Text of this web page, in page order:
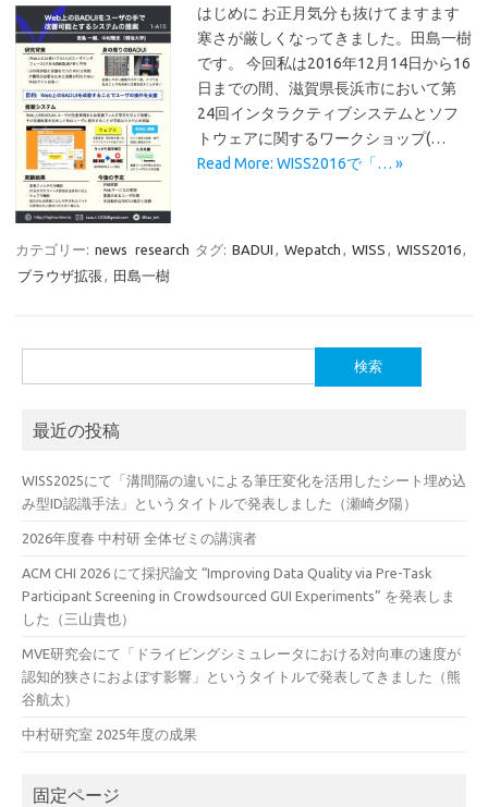
はじめに お正月気分も抜けてますます
寒さが厳しくなってきました。田島一樹
です。 今回私は2016年12月14日から16
日までの間、滋賀県長浜市において第
24回インタラクティブシステムとソフ
トウェアに関するワークショップ(…
Read More: WISS2016で「… »
カテゴリー: news research タグ: BADUI , Wepatch , WISS , WISS2016,
ブラウザ拡張, 田島一樹
索:
最近の投稿
WISS2025にて「溝間隔の違いによる筆圧変化を活用したシート埋め込
み型ID認識手法」というタイトルで発表しました（瀬崎夕陽）
2026年度春 中村研 全体ゼミの講演者
ACM CHI 2026 にて採択論文 “Improving Data Quality via Pre-Task
Participant Screening in Crowdsourced GUI Experiments” を発表しま
した（三山貴也）
MVE研究会にて「ドライビングシミュレータにおける対向車の速度が
認知的狭さにおよぼす影響」というタイトルで発表してきました（熊
谷航太）
中村研究室 2025年度の成果
固定ページ